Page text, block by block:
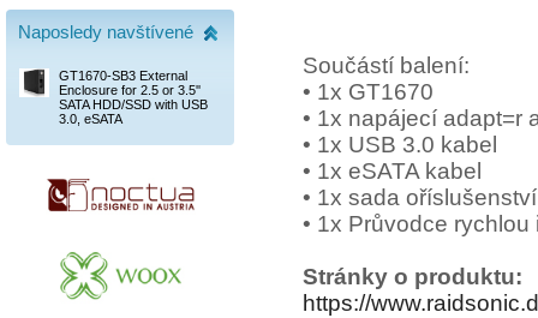
Součástí balení:
• 1x GT1670
• 1x napájecí adapt=r
• 1x USB 3.0 kabel
• 1x eSATA kabel
• 1x sada oříslušenství
• 1x Průvodce rychlou
Stránky o produktu:
https://
Naposledy navštívené
GT1670-SB3 External
Enclosure for 2.5 or 3.5''
SATA HDD/SSD with USB
3.0, eSATA